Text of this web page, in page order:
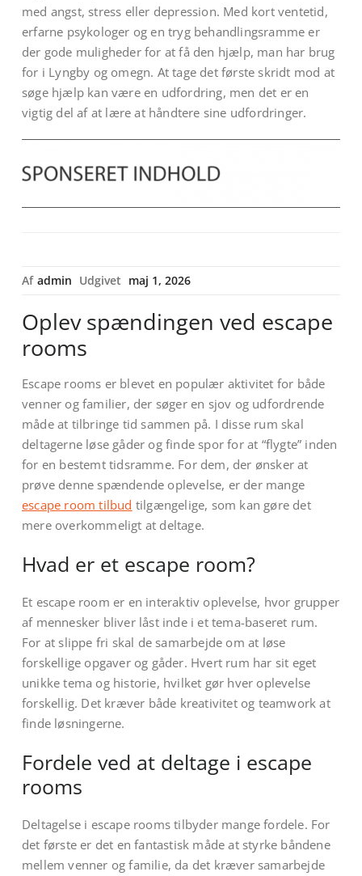
med angst, stress eller depression. Med kort ventetid,
erfarne psykologer og en tryg behandlingsramme er
der gode muligheder for at få den hjælp, man har brug
for i Lyngby og omegn. At tage det første skridt mod at
søge hjælp kan være en udfordring, men det er en
vigtig del af at lære at håndtere sine udfordringer.
Af admin Udgivet maj 1, 2026
Oplev spændingen ved escape
rooms
Escape rooms er blevet en populær aktivitet for både
venner og familier, der søger en sjov og udfordrende
måde at tilbringe tid sammen på. I disse rum skal
deltagerne løse gåder og finde spor for at “flygte” inden
for en bestemt tidsramme. For dem, der ønsker at
prøve denne spændende oplevelse, er der mange
escape room tilbud tilgængelige, som kan gøre det
mere overkommeligt at deltage.
Hvad er et escape room?
Et escape room er en interaktiv oplevelse, hvor grupper
af mennesker bliver låst inde i et tema-baseret rum.
For at slippe fri skal de samarbejde om at løse
forskellige opgaver og gåder. Hvert rum har sit eget
unikke tema og historie, hvilket gør hver oplevelse
forskellig. Det kræver både kreativitet og teamwork at
finde løsningerne.
Fordele ved at deltage i escape
rooms
Deltagelse i escape rooms tilbyder mange fordele. For
det første er det en fantastisk måde at styrke båndene
mellem venner og familie, da det kræver samarbejde